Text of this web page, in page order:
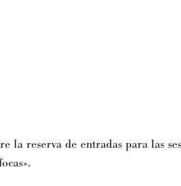
la reserva de entradas para las